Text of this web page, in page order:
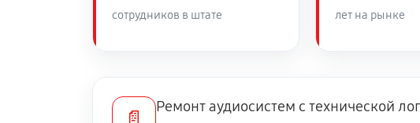
сотрудников в штате лет на рынке
📄
Ремонт аудиосистем с технической